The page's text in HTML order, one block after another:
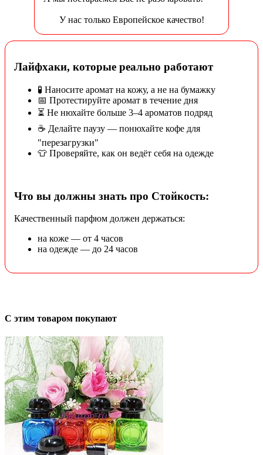
У нас только Европейское качество!
Лайфхаки, которые реально работают
🧪 Наносите аромат на кожу, а не на бумажку
📅 Протестируйте аромат в течение дня
⏳ Не нюхайте больше 3–4 ароматов подряд
☕ Делайте паузу — понюхайте кофе для
"перезагрузки"
👕 Проверяйте, как он ведёт себя на одежде
Что вы должны знать про Стойкость:
Качественный парфюм должен держаться:
на коже — от 4 часов
на одежде — до 24 часов
С этим товаром покупают